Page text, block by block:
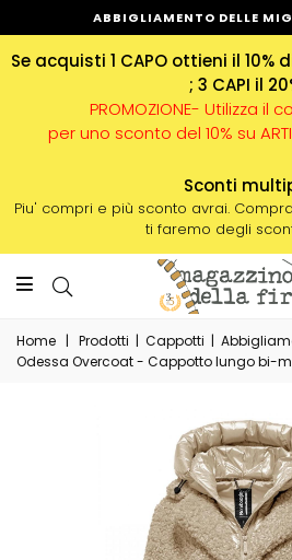
ABBIGLIAMENTO DELLE
Se acquisti 1 CAPO ottieni il 10%
; 3 CAPI il
PROMOZIONE- Utilizza il
per uno sconto del 10% su
Sconti
Piu' compri e più sconto avrai.
ti faremo degli
Home | Prodotti | Cappotti |
Odessa Overcoat - Cappotto lungo bi-